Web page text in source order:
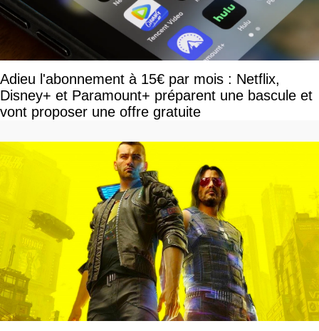
Adieu l'abonnement à 15€ par mois : Netflix,
Disney+ et Paramount+ préparent une bascule et
vont proposer une offre gratuite